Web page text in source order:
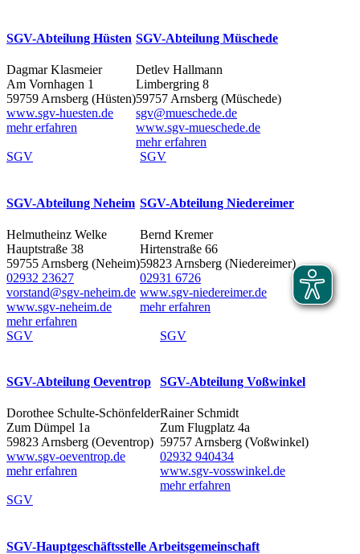
SGV-Abteilung Hüsten
Dagmar Klasmeier
Am Vornhagen 1
59759 Arnsberg (Hüsten)
www.sgv-huesten.de
mehr erfahren
SGV-Abteilung Müschede
Detlev Hallmann
Limbergring 8
59757 Arnsberg (Müschede)
sgv@mueschede.de
www.sgv-mueschede.de
mehr erfahren
SGV
SGV-Abteilung Neheim
Helmutheinz Welke
Hauptstraße 38
59755 Arnsberg (Neheim)
02932 23627
vorstand@sgv-neheim.de
www.sgv-neheim.de
mehr erfahren
SGV
SGV-Abteilung Niedereimer
Bernd Kremer
Hirtenstraße 66
59823 Arnsberg (Niedereimer)
02931 6726
www.sgv-niedereimer.de
mehr erfahren
SGV
SGV-Abteilung Oeventrop
Dorothee Schulte-Schönfelder
Zum Dümpel 1a
59823 Arnsberg (Oeventrop)
www.sgv-oeventrop.de
mehr erfahren
SGV
SGV-Abteilung Voßwinkel
Rainer Schmidt
Zum Flugplatz 4a
59757 Arnsberg (Voßwinkel)
02932 940434
www.sgv-vosswinkel.de
mehr erfahren
SGV
SGV-Hauptgeschäftsstelle Arbeitsgemeinschaft